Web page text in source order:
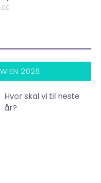
2026
Hvor skal vi til neste
år?